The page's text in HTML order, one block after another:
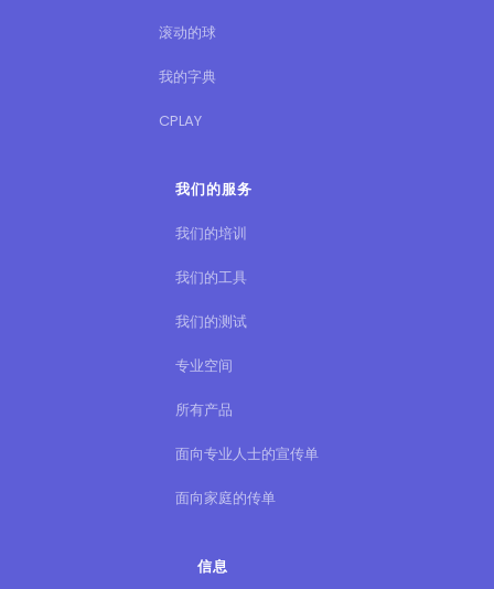
滚动的球
我的字典
CPLAY
我们的服务
我们的培训
我们的工具
我们的测试
专业空间
所有产品
面向专业人士的宣传单
面向家庭的传单
信息